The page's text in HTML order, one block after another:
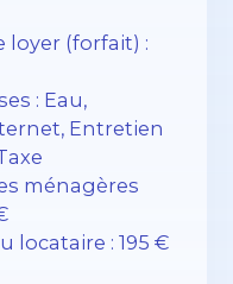
loyer (forfait) :
: Eau,
Entretien
ménagères
locataire : 195 €